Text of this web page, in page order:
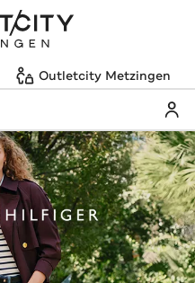
Outletcity Metzingen